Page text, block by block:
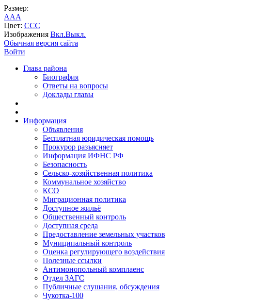
Размер:
AAA
Цвет: CCC
Изображения Вкл.Выкл.
Обычная версия сайта
Войти
Глава района
Биография
Ответы на вопросы
Доклады главы
Информация
Объявления
Бесплатная юридическая помощь
Прокурор разъясняет
Информация ИФНС РФ
Безопасность
Сельско-хозяйственная политика
Коммунальное хозяйство
КСО
Миграционная политика
Доступное жильё
Общественный контроль
Доступная среда
Предоставление земельных участков
Муниципальный контроль
Оценка регулирующего воздействия
Полезные ссылки
Антимонопольный комплаенс
Отдел ЗАГС
Публичные слушания, обсуждения
Чукотка-100